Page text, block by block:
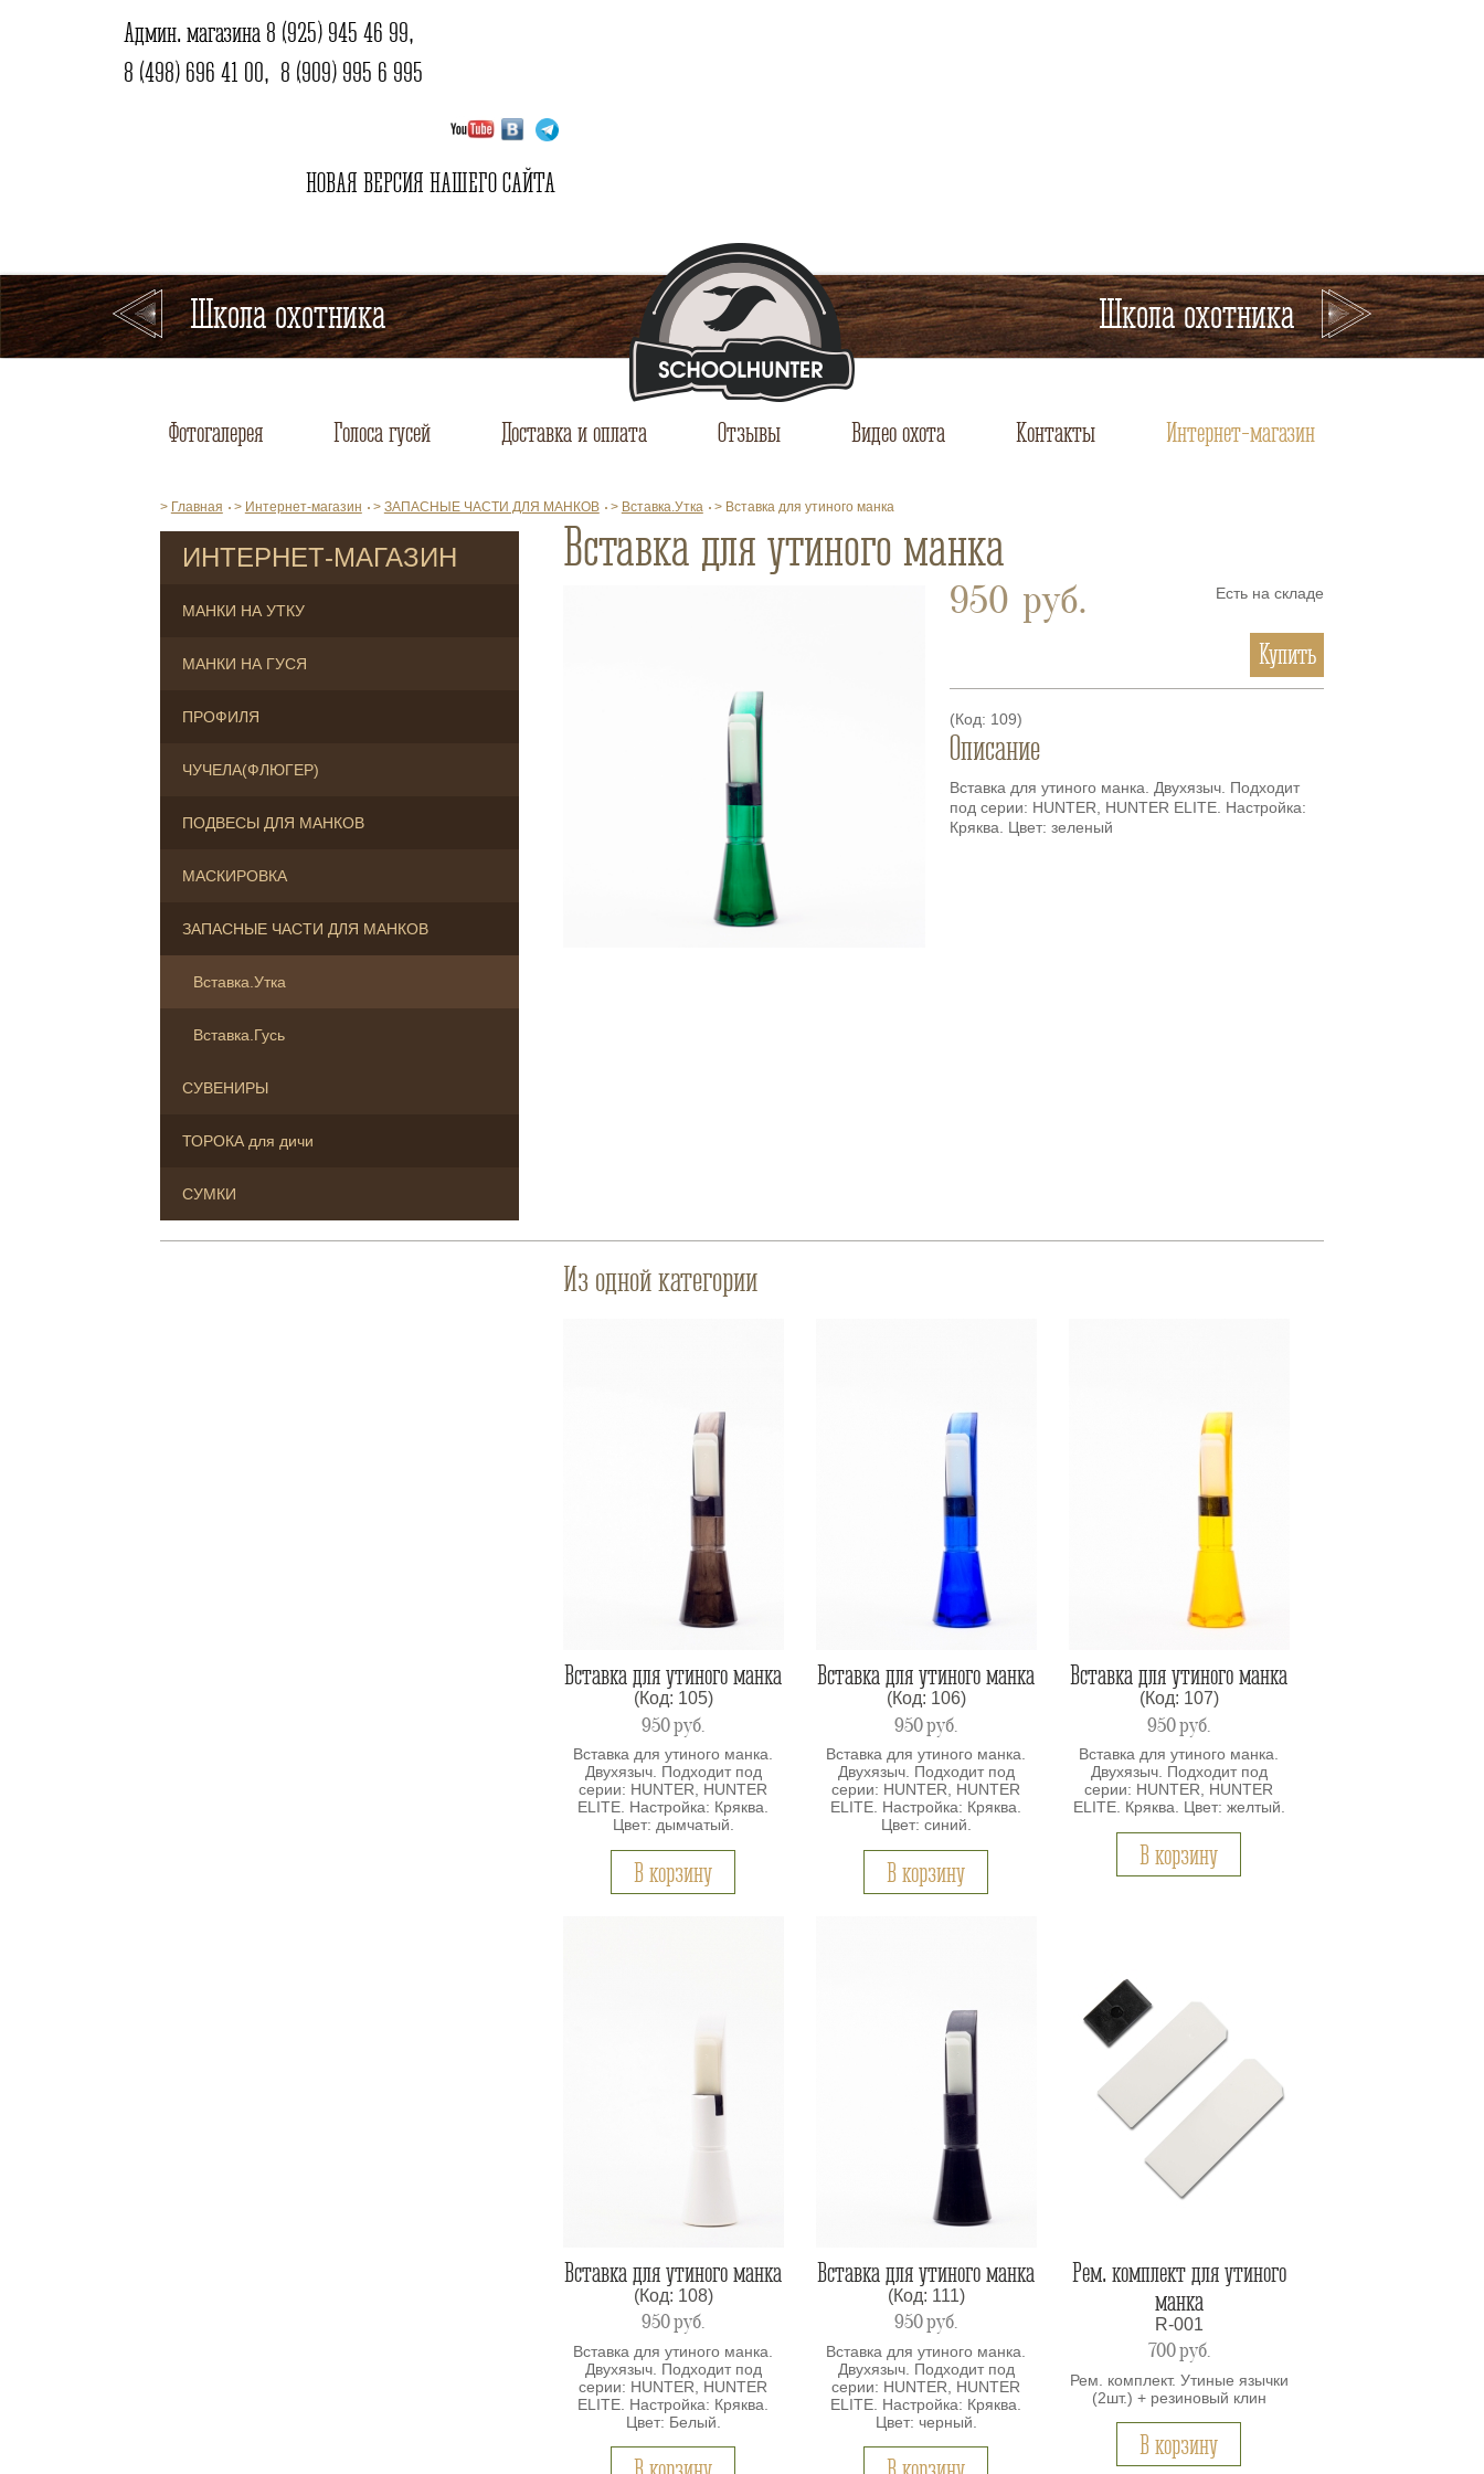
Админ. магазина 8 (925) 945 46 99,
8 (498) 696 41 00, 8 (909) 995 6 995
НОВАЯ ВЕРСИЯ НАШЕГО САЙТА
Школа охотника Школа охотника
Фотогалерея Голоса гусей Доставка и оплата Отзывы Видео охота Контакты Интернет-магазин
> Главная > Интернет-магазин > ЗАПАСНЫЕ ЧАСТИ ДЛЯ МАНКОВ > Вставка.Утка > Вставка для утиного манка
ИНТЕРНЕТ-МАГАЗИН
МАНКИ НА УТКУ
МАНКИ НА ГУСЯ
ПРОФИЛЯ
ЧУЧЕЛА(ФЛЮГЕР)
ПОДВЕСЫ ДЛЯ МАНКОВ
МАСКИРОВКА
ЗАПАСНЫЕ ЧАСТИ ДЛЯ МАНКОВ
Вставка.Утка
Вставка.Гусь
СУВЕНИРЫ
ТОРОКА для дичи
СУМКИ
Вставка для утиного манка
Есть на складе
950 руб.
Купить
(Код: 109)
Описание
Вставка для утиного манка. Двухязыч. Подходит
под серии: HUNTER, HUNTER ELITE. Настройка:
Кряква. Цвет: зеленый
Из одной категории
Вставка для утиного манка
(Код: 105)
950руб.
Вставка для утиного манка.
Двухязыч. Подходит под
серии: HUNTER, HUNTER
ELITE. Настройка: Кряква.
Цвет: дымчатый.
В корзину
Вставка для утиного манка
(Код: 106)
950руб.
Вставка для утиного манка.
Двухязыч. Подходит под
серии: HUNTER, HUNTER
ELITE. Настройка: Кряква.
Цвет: синий.
В корзину
Вставка для утиного манка
(Код: 107)
950руб.
Вставка для утиного манка.
Двухязыч. Подходит под
серии: HUNTER, HUNTER
ELITE. Кряква. Цвет: желтый.
В корзину
Вставка для утиного манка
(Код: 108)
950руб.
Вставка для утиного манка.
Двухязыч. Подходит под
серии: HUNTER, HUNTER
ELITE. Настройка: Кряква.
Цвет: Белый.
Вставка для утиного манка
(Код: 111)
950руб.
Вставка для утиного манка.
Двухязыч. Подходит под
серии: HUNTER, HUNTER
ELITE. Настройка: Кряква.
Цвет: черный.
Рем. комплект для утиного
манка
R-001
700руб.
Рем. комплект. Утиные язычки
(2шт.) + резиновый клин
В корзину